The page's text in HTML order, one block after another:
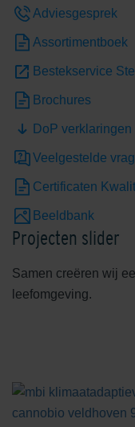
Adviesgesprek
Assortimentboek
Bestekservice
Brochures
DoP verklaringen
Veelgestelde
Certificaten
Beeldbank
Projecten slider
Samen creëren wij
leefomgeving.